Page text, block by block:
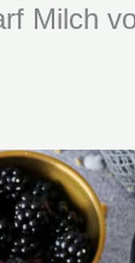
Milch